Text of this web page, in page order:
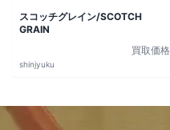
スコッチグレイン/SCOTCH
GRAIN
買取価格
shinjyuku